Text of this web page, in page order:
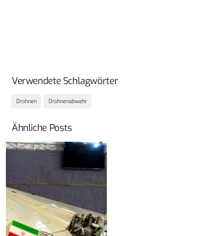
Verwendete Schlagwörter
Drohnen Drohnenabwehr
Ähnliche Posts